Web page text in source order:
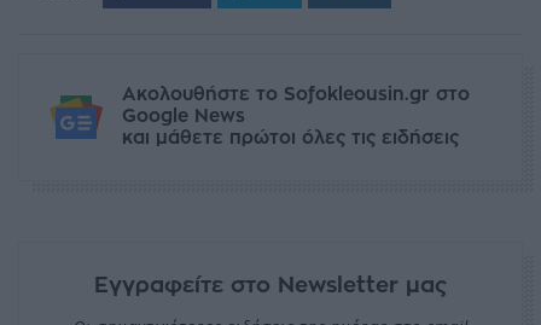
Ακολουθήστε το Sofokleousin.gr στο
Google News
και μάθετε πρώτοι όλες τις ειδήσεις
Εγγραφείτε στο Newsletter μας